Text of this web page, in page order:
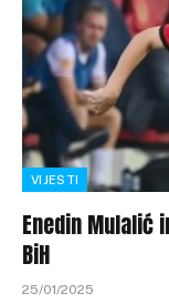
VIJESTI
Enedin Mulalić
BiH
25/01/2025